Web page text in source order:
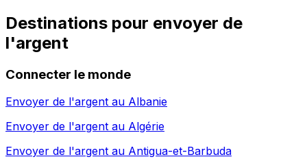
Destinations pour envoyer de
l'argent
Connecter le monde
Envoyer de l'argent au Albanie
Envoyer de l'argent au Algérie
Envoyer de l'argent au Antigua-et-Barbuda